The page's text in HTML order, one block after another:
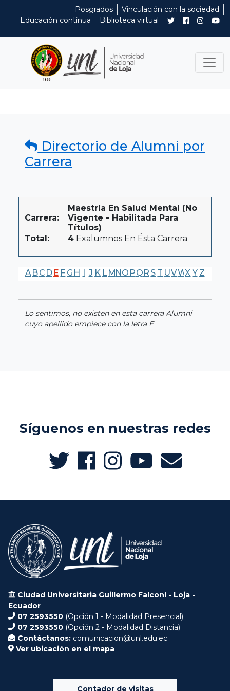
Posgrados
Vinculación con la sociedad
Educación contínua
Biblioteca virtual
Directorio de Alumni por
Carrera
Carrera:
Maestría En Salud Mental (No
Vigente - Habilitada Para
Títulos)
Total:
4 Exalumnos En Ésta Carrera
A BC DE F G H I J K LMNO PQR S T UVWX Y Z
Lo sentimos, no existen en esta carrera Alumni
cuyo apellido empiece con la letra E
Síguenos en nuestras redes
Ciudad Universitaria Guillermo Falconí - Loja -
Ecuador
07 2593550 (Opción 1 - Modalidad Presencial)
07 2593550 (Opción 2 - Modalidad Distancia)
Contáctanos: comunicacion@unl.edu.ec
Ver ubicación en el mapa
Contador de visitas